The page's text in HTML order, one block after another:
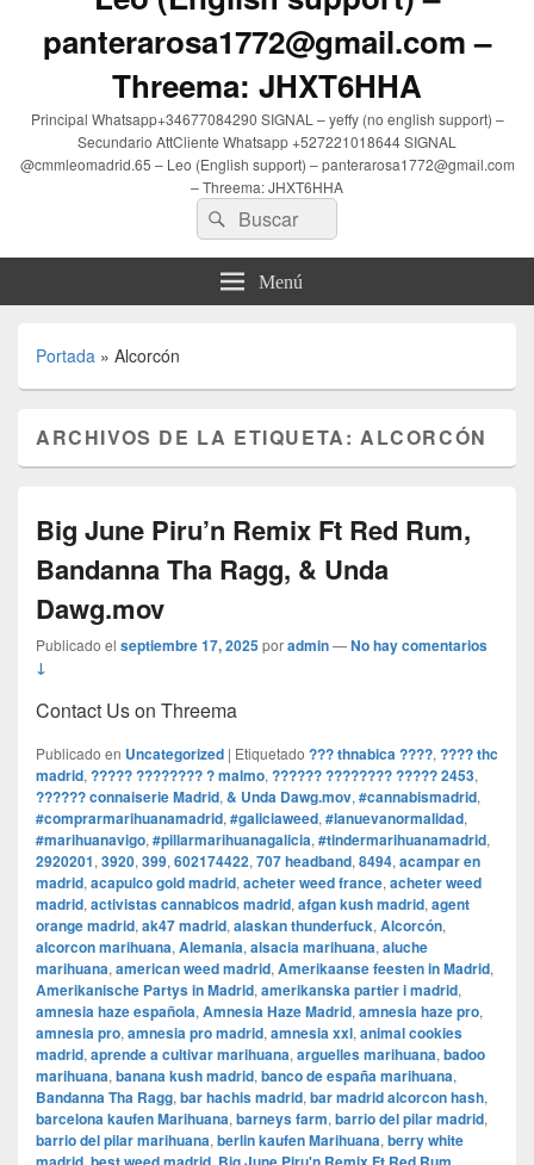
panterarosa1772@gmail.com –
Threema: JHXT6HHA
Principal Whatsapp+34677084290 SIGNAL – yeffy (no english support) –
Secundario AttCliente Whatsapp +527221018644 SIGNAL
@cmmleomadrid.65 – Leo (English support) – panterarosa1772@gmail.com
– Threema: JHXT6HHA
Buscar
por:
Buscar
Menú
Portada » Alcorcón
ARCHIVOS DE LA ETIQUETA:ALCORCÓN
Big June Piru’n Remix Ft Red Rum,
Bandanna Tha Ragg, & Unda
Dawg.mov
Publicado el septiembre 17, 2025poradmin—No hay comentarios
↓
Contact Us on Threema
Publicado en Uncategorized | Etiquetado ??? thnabica ????, ???? thc
madrid, ????? ???????? ? malmo, ?????? ???????? ????? 2453,
?????? connaiserie Madrid, & Unda Dawg.mov, #cannabismadrid,
#comprarmarihuanamadrid, #galiciaweed, #lanuevanormalidad,
#marihuanavigo, #pillarmarihuanagalicia, #tindermarihuanamadrid,
2920201, 3920, 399, 602174422, 707 headband, 8494, acampar en
madrid, acapulco gold madrid, acheter weed france, acheter weed
madrid, activistas cannabicos madrid, afgan kush madrid, agent
orange madrid, ak47 madrid, alaskan thunderfuck, Alcorcón,
alcorcon marihuana, Alemania, alsacia marihuana, aluche
marihuana, american weed madrid, Amerikaanse feesten in Madrid,
Amerikanische Partys in Madrid, amerikanska partier i madrid,
amnesia haze española, Amnesia Haze Madrid, amnesia haze pro,
amnesia pro, amnesia pro madrid, amnesia xxl, animal cookies
madrid, aprende a cultivar marihuana, arguelles marihuana, badoo
marihuana, banana kush madrid, banco de españa marihuana,
Bandanna Tha Ragg, bar hachis madrid, bar madrid alcorcon hash,
barcelona kaufen Marihuana, barneys farm, barrio del pilar madrid,
barrio del pilar marihuana, berlin kaufen Marihuana, berry white